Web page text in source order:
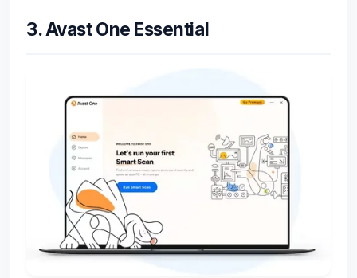
3. Avast One Essential